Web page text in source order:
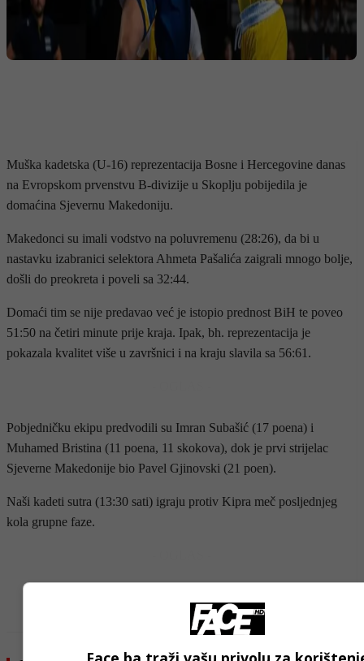
Muška kadetska (U-16) reprezentacija Bosne i Hercegovine danas
na Evropskom prvenstvu B-divizije u Skoplju pobijedila je
domaćina Sjevernu Makedoniju.
Makedonci su imali vodstvo na poluvremenu (28:26), da bi u
nastavku izabranici selektora Ahmeta Pašalića zaigrali mnogo bolje,
došli do preokreta i poveli sa 32:44.
Domaći tim se nije predavao već je istopio prednost BiH te poveo
51:50 na četiri minute prije kraja. Ipak, bh. reprezentacija je
pokazala kvalitet više u završnici i na kraju slavila sa 56:61.
Pobjedničku ekipu predvodili su Imran Subašić (17 poena) i
Muhamed Bristina (11 poena, 11 skokova), dok je prvi strijelac
Sjeverne Makedonije bio Pavel Gjinovski (21 poen).
Naši kadeti sutra (13:30 sati) igraju protiv Kipra meč posljednjeg
kola grupne faze.